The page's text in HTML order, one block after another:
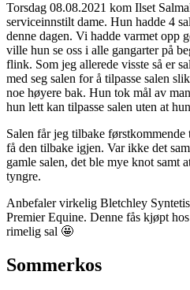
Torsdag 08.08.2021 kom Ilset
serviceinnstilt dame. Hun hadde 4
denne dagen. Vi hadde varmet opp
ville hun se oss i alle gangarter på
flink. Som jeg allerede visste så er
med seg salen for å tilpasse salen
noe høyere bak. Hun tok mål av
hun lett kan tilpasse salen uten at
Salen får jeg tilbake
få den tilbake igjen. Var ikke det
gamle salen, det ble mye knot samt
tyngre.
Anbefaler virkelig Bletchley
Premier Equine. Denne fås kjøpt
rimelig sal 🤩
Sommerkos